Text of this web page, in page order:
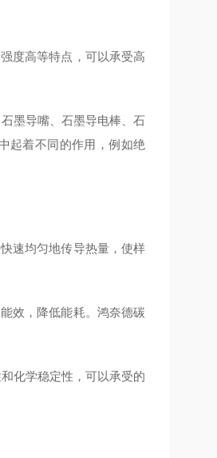
度高等特点，可以承受高
墨导嘴、石墨导电棒、石
起着不同的作用，例如绝
速均匀地传导热量，使样
效，降低能耗。鸿奈德碳
化学稳定性，可以承受的